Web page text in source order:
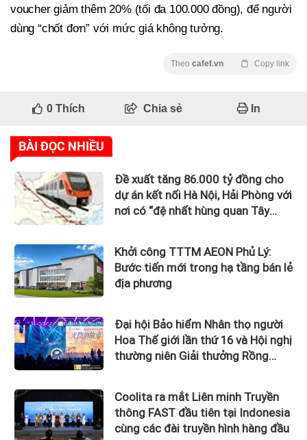
voucher giảm thêm 20% (tối đa 100.000 đồng), để người
dùng “chốt đơn” với mức giá không tưởng.
Theo cafef.vn Copy link
0Thích Chia sẻ In
BÀI ĐỌC NHIỀU
Đề xuất tăng 86.000 tỷ đồng cho
dự án kết nối Hà Nội, Hải Phòng với
nơi có “đệ nhất hùng quan Tây
Khởi công TTTM AEON Phủ Lý:
Bước tiến mới trong hạ tầng bán lẻ
địa phương
Đại hội Bảo hiểm Nhân thọ người
Hoa Thế giới lần thứ 16 và Hội nghị
thường niên Giải thưởng Rồng
Coolita ra mắt Liên minh Truyền
thông FAST đầu tiên tại Indonesia
cùng các đài truyền hình hàng đầu